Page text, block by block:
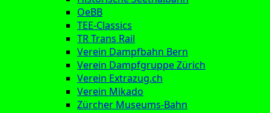
OeBB
TEE-Classics
TR Trans Rail
Verein Dampfbahn Bern
Verein Dampfgruppe Zürich
Verein Extrazug.ch
Verein Mikado
Zürcher Museums-Bahn